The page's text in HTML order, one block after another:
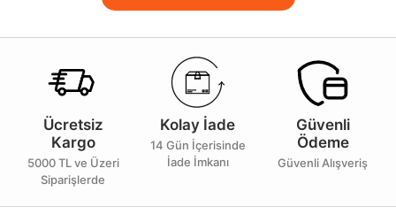
Ücretsiz
Kargo
5000 TL ve Üzeri
Siparişlerde
Kolay İade
14 Gün İçerisinde
İade İmkanı
Güvenli
Ödeme
Güvenli Alışveriş